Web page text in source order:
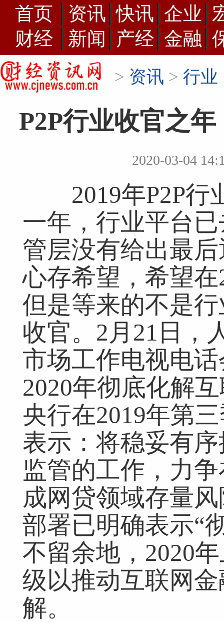
首页 资讯 快讯 企业
财经
新闻 产经 金融
> 资讯 > 行业
P2P行业收官之
2020-03-04
2019年P2P行
一年，行业平台
管层没有给出最
心存希望，希望
但是等来的不是
收官。2月21日，
市场工作电视电
2020年彻底化解
央行在2019年第
表示：将稳妥有
监管的工作，力
成网贷领域存量
部署已明确表示“
不留余地，2020
级以推动互联网
解。